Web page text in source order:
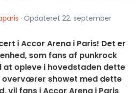
· Opdateret 22. september
i Accor Arena i Paris! Det er
som fans af punkrock
at opleve i hovedstaden dette
overværer showet med dette